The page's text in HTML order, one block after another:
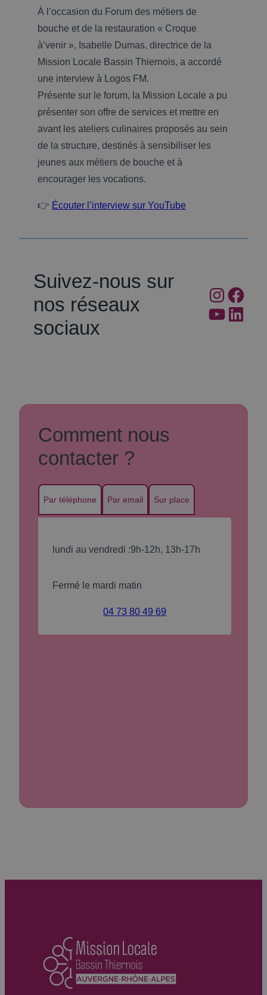
À l’occasion du Forum des métiers de
bouche et de la restauration « Croque
à’venir », Isabelle Dumas, directrice de la
Mission Locale Bassin Thiernois, a accordé
une interview à Logos FM.
Présente sur le forum, la Mission Locale a pu
présenter son offre de services et mettre en
avant les ateliers culinaires proposés au sein
de la structure, destinés à sensibiliser les
jeunes aux métiers de bouche et à
encourager les vocations.
👉 Écouter l’interview sur YouTube
Suivez-nous sur
nos réseaux
sociaux
YouTube
Comment nous
contacter ?
Par téléphone Par email Sur place
lundi au vendredi :9h-12h, 13h-17h
Fermé le mardi matin
04 73 80 49 69